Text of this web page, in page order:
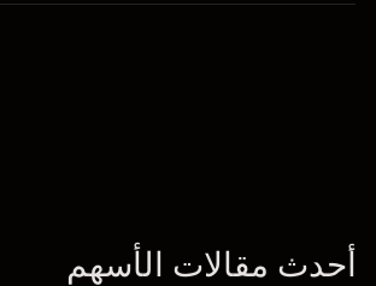
أحدث مقالات الأسهم